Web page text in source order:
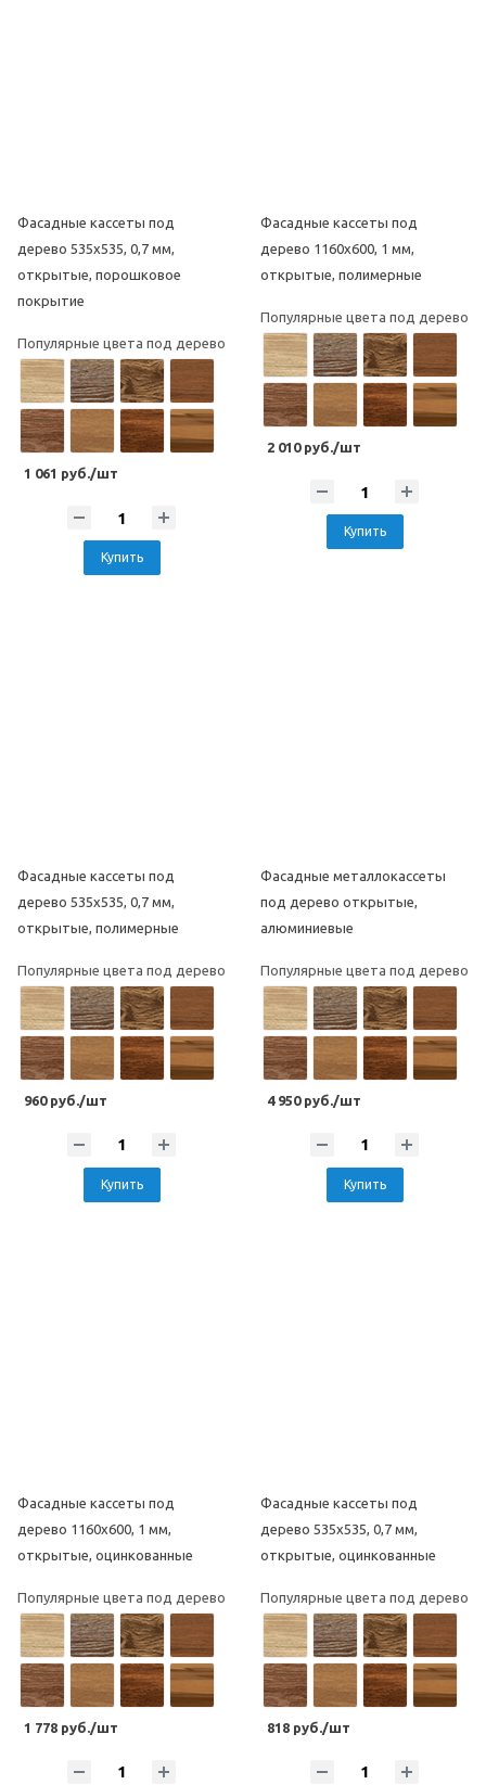
Фасадные кассеты под
дерево 535х535, 0,7 мм,
открытые, порошковое
покрытие
Популярные цвета под дерево
1 061 руб./шт
Купить
Фасадные кассеты под
дерево 1160х600, 1 мм,
открытые, полимерные
Популярные цвета под дерево
2 010 руб./шт
Купить
Фасадные кассеты под
дерево 535х535, 0,7 мм,
открытые, полимерные
Популярные цвета под дерево
960 руб./шт
Купить
Фасадные металлокассеты
под дерево открытые,
алюминиевые
Популярные цвета под дерево
4 950 руб./шт
Купить
Фасадные кассеты под
дерево 1160х600, 1 мм,
открытые, оцинкованные
Популярные цвета под дерево
1 778 руб./шт
Фасадные кассеты под
дерево 535х535, 0,7 мм,
открытые, оцинкованные
Популярные цвета под дерево
818 руб./шт